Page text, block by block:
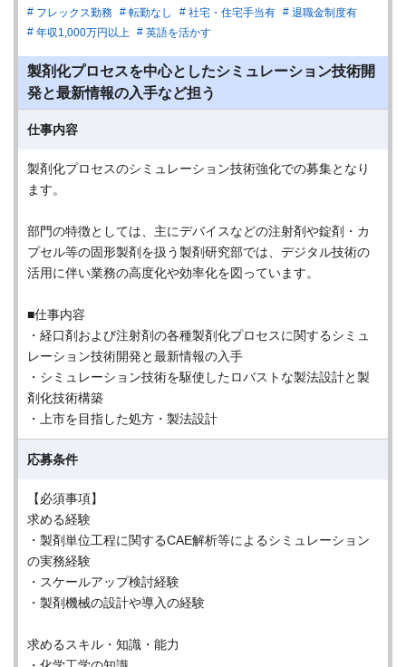
フレックス勤務
転勤なし 社宅・住宅手当有
退職金制度有
年収1,000万円以上
英語を活かす
製剤化プロセスを中心としたシミュレーション技術開
発と最新情報の入手など担う
仕事内容
製剤化プロセスのシミュレーション技術強化での募集となり
ます。
部門の特徴としては、主にデバイスなどの注射剤や錠剤・カ
プセル等の固形製剤を扱う製剤研究部では、デジタル技術の
活用に伴い業務の高度化や効率化を図っています。
■仕事内容
・経口剤および注射剤の各種製剤化プロセスに関するシミュ
レーション技術開発と最新情報の入手
・シミュレーション技術を駆使したロバストな製法設計と製
剤化技術構築
・上市を目指した処方・製法設計
応募条件
【必須事項】
求める経験
・製剤単位工程に関するCAE解析等によるシミュレーション
の実務経験
・スケールアップ検討経験
・製剤機械の設計や導入の経験
求めるスキル・知識・能力